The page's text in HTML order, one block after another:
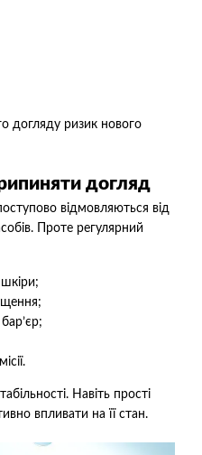
догляду ризик нового
догляд
відмовляються від
Проте регулярний
Навіть прості
впливати на її стан.